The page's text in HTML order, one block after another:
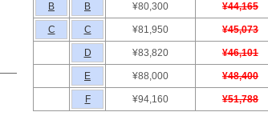
B B ¥80,300 ¥44,165
C C ¥81,950 ¥45,073
D ¥83,820 ¥46,101
E ¥88,000 ¥48,400
F ¥94,160 ¥51,788